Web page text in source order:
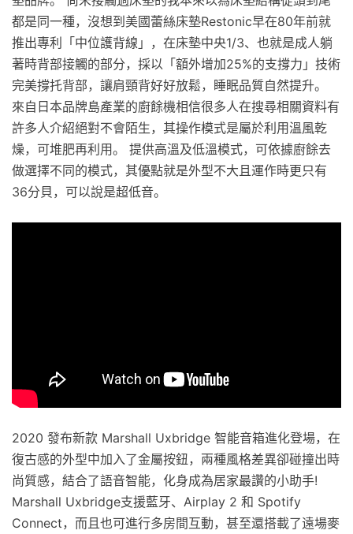
都是同一種，沒想到美國蕾絲床墊Restonic早在80年前就
推出專利「中位護背線」，在床墊中央1/3、也就是成人躺
著時背部接觸的部分，採以「額外增加25%的支撐力」技術
完美撐托背部，讓肩頸背好好放鬆，睡眠品質自然提升。
來自日本品牌島產業的廚餘機相信很多人在搜尋相關資料有
許多人介紹絕對不會陌生，其操作模式是屬於利用溫風乾
燥，可堆肥再利用。 提供高溫及低溫模式，可依據廚餘去
做選擇不同的模式，其優點就是外型不大且運作時更只有
36分貝，可以說是超低音。
2020 發布新款 Marshall Uxbridge 智能音箱進化登場，在
復古感的外型中加入了金屬按鈕，兩種風格差異卻碰撞出時
尚質感，結合了語音智能，化身成為居家最讚的小助手!
Marshall Uxbridge支援藍牙、Airplay 2 和 Spotify
Connect，而且也可進行多房間互動，甚至還搭載了遠場麥